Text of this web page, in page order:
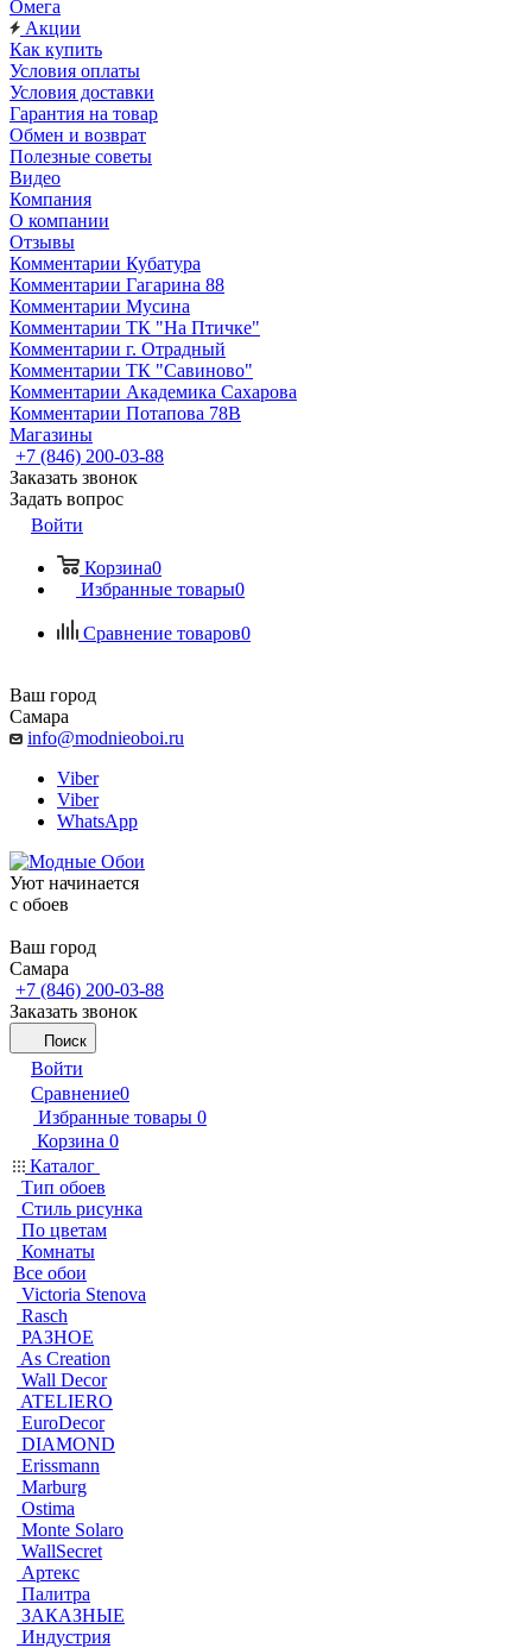
Омега
Акции
Как купить
Условия оплаты
Условия доставки
Гарантия на товар
Обмен и возврат
Полезные советы
Видео
Компания
О компании
Отзывы
Комментарии Кубатура
Комментарии Гагарина 88
Комментарии Мусина
Комментарии ТК "На Птичке"
Комментарии г. Отрадный
Комментарии ТК "Савиново"
Комментарии Академика Сахарова
Комментарии Потапова 78В
Магазины
+7 (846) 200-03-88
Заказать звонок
Задать вопрос
Войти
Корзина0
Избранные товары0
Сравнение товаров0
Ваш город
Самара
info@modnieoboi.ru
Viber
Viber
WhatsApp
Уют начинается
c обоев
Ваш город
Самара
+7 (846) 200-03-88
Заказать звонок
Поиск
Войти
Сравнение0
Избранные товары 0
Корзина 0
Каталог
Тип обоев
Стиль рисунка
По цветам
Комнаты
Все обои
Victoria Stenova
Rasch
РАЗНОЕ
As Creation
Wall Decor
ATELIERO
EuroDecor
DIAMOND
Erissmann
Marburg
Ostima
Monte Solaro
WallSecret
Артекс
Палитра
ЗАКАЗНЫЕ
Индустрия